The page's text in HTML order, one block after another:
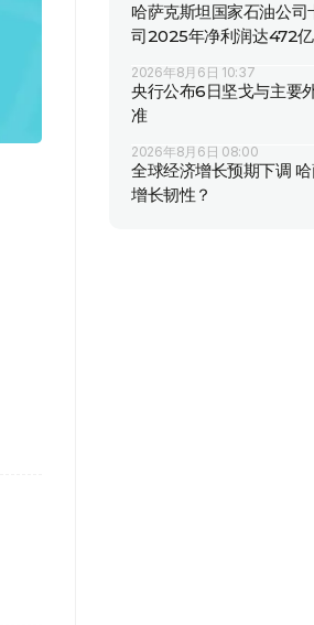
哈萨克斯坦国家石油公司
司2025年净利润达472
2026年8月6日 10:37
央行公布6日坚戈与主要
准
2026年8月6日 08:00
全球经济增长预期下调
增长韧性？